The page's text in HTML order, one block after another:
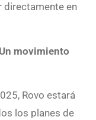
directamente en
movimiento
Rovo estará
los planes de